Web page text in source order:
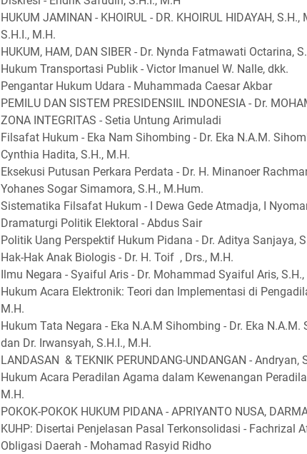
HUKUM JAMINAN - KHOIRUL - DR. KHOIRUL HIDAYAH,
S.H.I., M.H.
HUKUM, HAM, DAN SIBER - Dr. Nynda Fatmawati Octarina,
Hukum Transportasi Publik - Victor Imanuel W. Nalle, dkk.
Pengantar Hukum Udara - Muhammada Caesar Akbar
PEMILU DAN SISTEM PRESIDENSIIL INDONESIA - Dr.
ZONA INTEGRITAS - Setia Untung Arimuladi
Filsafat Hukum - Eka Nam Sihombing - Dr. Eka N.A.M.
Cynthia Hadita, S.H., M.H.
Eksekusi Putusan Perkara Perdata - Dr. H. Minanoer
Yohanes Sogar Simamora, S.H., M.Hum.
Sistematika Filsafat Hukum - I Dewa Gede Atmadja, I
Dramaturgi Politik Elektoral - Abdus Sair
Politik Uang Perspektif Hukum Pidana - Dr. Aditya Sanjaya,
Hak-Hak Anak Biologis - Dr. H. Toif , Drs., M.H.
Ilmu Negara - Syaiful Aris - Dr. Mohammad Syaiful Aris,
Hukum Acara Elektronik: Teori dan Implementasi di
M.H.
Hukum Tata Negara - Eka N.A.M Sihombing - Dr. Eka N.A.M.
dan Dr. Irwansyah, S.H.I., M.H.
LANDASAN & TEKNIK PERUNDANG-UNDANGAN - Andryan,
Hukum Acara Peradilan Agama dalam Kewenangan
M.H.
POKOK-POKOK HUKUM PIDANA - APRIYANTO NUSA,
KUHP: Disertai Penjelasan Pasal Terkonsolidasi - Fachrizal
Obligasi Daerah - Mohamad Rasyid Ridho